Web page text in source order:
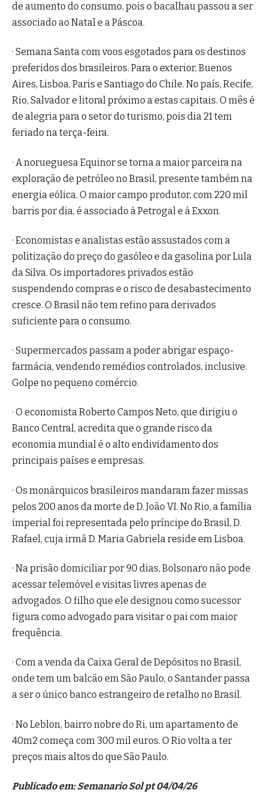
de aumento do consumo, pois o bacalhau passou a ser
associado ao Natal e a Páscoa.
· Semana Santa com voos esgotados para os destinos
preferidos dos brasileiros. Para o exterior, Buenos
Aires, Lisboa, Paris e Santiago do Chile. No país, Recife,
Rio, Salvador e litoral próximo a estas capitais. O mês é
de alegria para o setor do turismo, pois dia 21 tem
feriado na terça-feira.
· A norueguesa Equinor se torna a maior parceira na
exploração de petróleo no Brasil, presente também na
energia eólica. O maior campo produtor, com 220 mil
barris por dia, é associado à Petrogal e à Exxon.
· Economistas e analistas estão assustados com a
politização do preço do gasóleo e da gasolina por Lula
da Silva. Os importadores privados estão
suspendendo compras e o risco de desabastecimento
cresce. O Brasil não tem refino para derivados
suficiente para o consumo.
· Supermercados passam a poder abrigar espaço-
farmácia, vendendo remédios controlados, inclusive.
Golpe no pequeno comércio.
· O economista Roberto Campos Neto, que dirigiu o
Banco Central, acredita que o grande risco da
economia mundial é o alto endividamento dos
principais países e empresas.
· Os monárquicos brasileiros mandaram fazer missas
pelos 200 anos da morte de D. João VI. No Rio, a família
imperial foi representada pelo príncipe do Brasil, D.
Rafael, cuja irmã D. Maria Gabriela reside em Lisboa.
· Na prisão domiciliar por 90 dias, Bolsonaro não pode
acessar telemóvel e visitas livres apenas de
advogados. O filho que ele designou como sucessor
figura como advogado para visitar o pai com maior
frequência.
· Com a venda da Caixa Geral de Depósitos no Brasil,
onde tem um balcão em São Paulo, o Santander passa
a ser o único banco estrangeiro de retalho no Brasil.
· No Leblon, bairro nobre do Ri, um apartamento de
40m2 começa com 300 mil euros. O Rio volta a ter
preços mais altos do que São Paulo.
Publicado em: Semanario Sol pt 04/04/26